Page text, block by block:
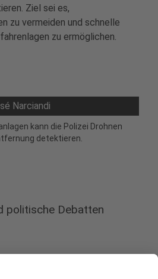
Ziel sei es,
zu vermeiden und schnelle
zu ermöglichen.
Narciandi
kann die Polizei Drohnen
detektieren.
politische Debatten
in NRW laut SPD-